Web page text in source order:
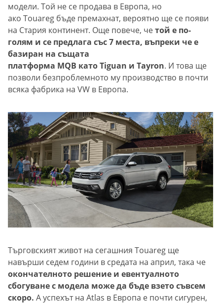
модели. Той не се продава в Европа, но
ако Touareg бъде премахнат, вероятно ще се появи
на Стария континент. Още повече, четой е по-
голям и се предлага със 7 места, въпреки че е
базиран на същата
платформа MQB като Tiguan и Tayron. И това ще
позволи безпроблемното му производство в почти
всяка фабрика на VW в Европа.
Търговският живот на сегашния Touareg ще
навърши седем години в средата на април, така че
окончателното решение и евентуалното
сбогуване с модела може да бъде взето съвсем
скоро. А успехът на Atlas в Европа е почти сигурен,